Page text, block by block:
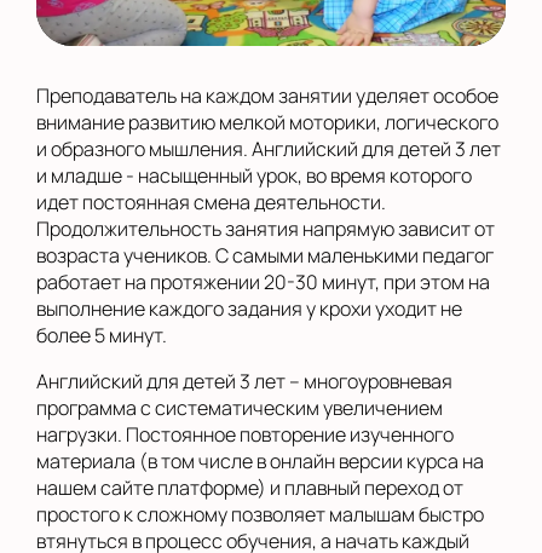
Преподаватель на каждом занятии уделяет особое
внимание развитию мелкой моторики, логического
и образного мышления. Английский для детей 3 лет
и младше - насыщенный урок, во время которого
идет постоянная смена деятельности.
Продолжительность занятия напрямую зависит от
возраста учеников. С самыми маленькими педагог
работает на протяжении 20-30 минут, при этом на
выполнение каждого задания у крохи уходит не
более 5 минут.
Английский для детей 3 лет – многоуровневая
программа с систематическим увеличением
нагрузки. Постоянное повторение изученного
материала (в том числе в онлайн версии курса на
нашем сайте платформе) и плавный переход от
простого к сложному позволяет малышам быстро
втянуться в процесс обучения, а начать каждый